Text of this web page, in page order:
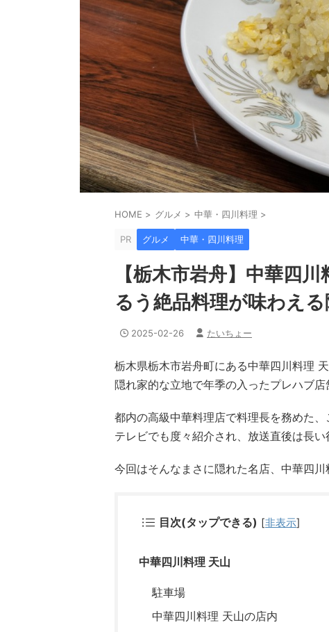
HOME > グルメ > 中華・四川料理 >
PR グルメ 中華・四川料理
【栃木市岩舟】中華四
るう絶品料理が味わえ
2025-02-26 たいちょー
栃木県栃木市岩舟町にある中華四川料理 天
隠れ家的な立地で年季の入ったプレハブ店
都内の高級中華料理店で料理長を務めた
テレビでも度々紹介され、放送直後は長い
今回はそんなまさに隠れた名店、中華四川
目次(タップできる) [非表示]
中華四川料理 天山
駐車場
中華四川料理 天山の店内